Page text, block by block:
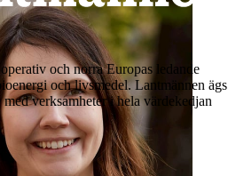
och norra Europas ledande
och livsmedel. Lantmännen ägs
verksamheter i hela värdekedjan